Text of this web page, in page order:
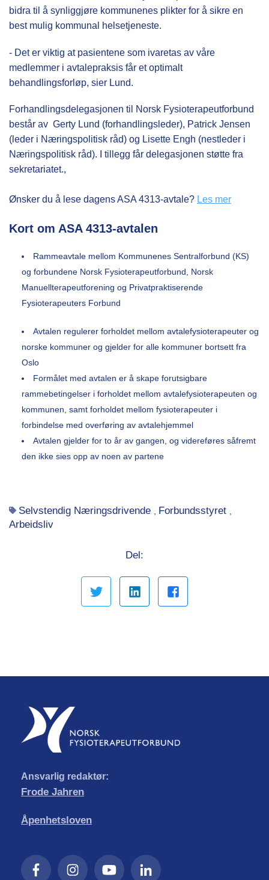
bidra til å synliggjøre kommunenes plikter for å sikre en
best mulig kommunal helsetjeneste.
- Det er viktig at pasientene som ivaretas av våre
medlemmer i avtalepraksis får et optimalt
behandlingsforløp, sier Lund.
Forhandlingsdelegasjonen til Norsk Fysioterapeutforbund
består av Gerty Lund (forhandlingsleder), Patrick Jensen
(leder i Næringspolitisk råd) og Lisette Engh (nestleder i
Næringspolitisk råd). I tillegg får delegasjonen støtte fra
sekretariatet.,
Ønsker du å lese dagens ASA 4313-avtale? Les mer
Kort om ASA 4313-avtalen
Rammeavtale mellom Kommunenes Sentralforbund (KS)
og forbundene Norsk Fysioterapeutforbund, Norsk
Manuellterapeutforening og Privatpraktiserende
Fysioterapeuters Forbund
Avtalen regulerer forholdet mellom avtalefysioterapeuter og
norske kommuner og gjelder for alle kommuner bortsett fra
Oslo
Formålet med avtalen er å skape forutsigbare
rammebetingelser i forholdet mellom avtalefysioterapeuten og
kommunen, samt forholdet mellom fysioterapeuter i
forbindelse med overføring av avtalehjemmel
Avtalen gjelder for to år av gangen, og videreføres såfremt
den ikke sies opp av noen av partene
Selvstendig Næringsdrivende Forbundsstyret
Arbeidsliv
Del:
Ansvarlig redaktør:
Frode Jahren
Åpenhetsloven